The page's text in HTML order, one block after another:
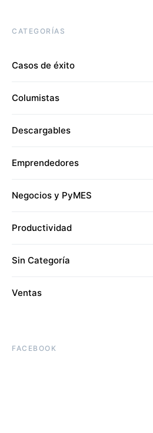
CATEGORÍAS
Casos de éxito
Columistas
Descargables
Emprendedores
Negocios y PyMES
Productividad
Sin Categoría
Ventas
FACEBOOK